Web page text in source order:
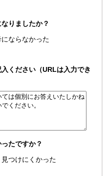
りましたか？
ならなかった
ください（URLは入力でき
たですか？
つけにくかった